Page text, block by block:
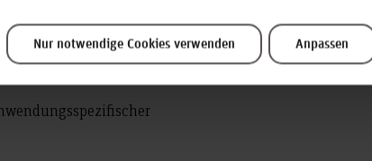
Nur notwendige Cookies verwenden Anpassen
Grundlagenwissen in
technische Mechanik,
erworben.